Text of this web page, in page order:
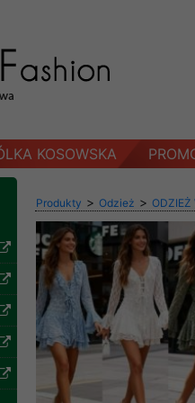
KOSOWSKA
Produkty > Odzież > ODZIEŻ